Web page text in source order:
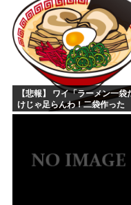
【画像】週刊少年ジャン
菅直人元総理、再評価され
【正論】中国政府「日本は
拷問官「ヤニネコのキャラ
【悲報】 ワイ「ラーメン一袋
けじゃ足らんわ！二袋作った
ろ！」→結果ｗｗｗ